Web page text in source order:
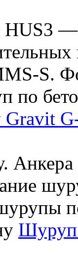
—
S.
Gravit
Шуруп